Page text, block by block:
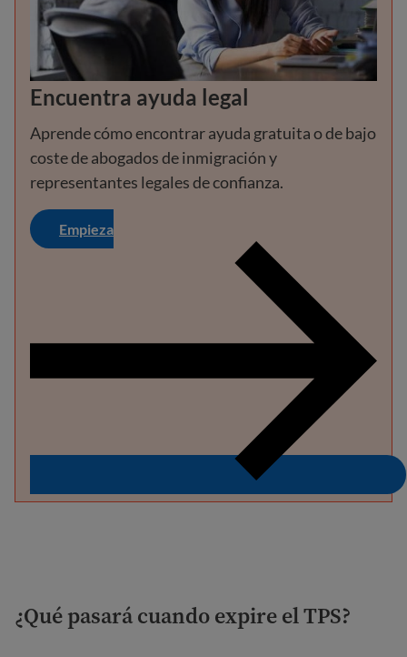
Encuentra ayuda legal
Aprende cómo encontrar ayuda gratuita o de bajo
coste de abogados de inmigración y
representantes legales de confianza.
Empieza
¿Qué pasará cuando expire el TPS?